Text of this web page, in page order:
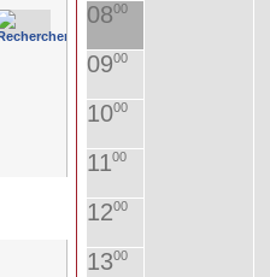
0800
0900
1000
1100
1200
1300